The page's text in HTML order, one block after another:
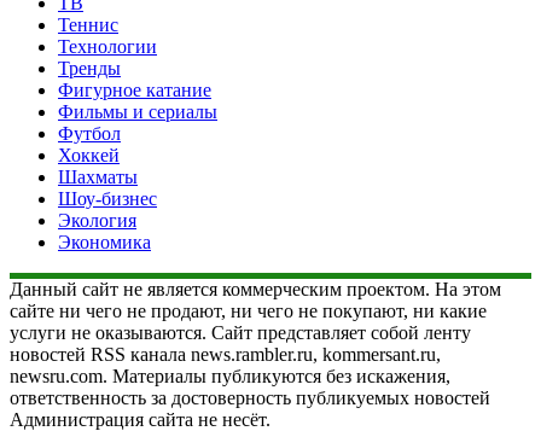
Теннис
Технологии
Тренды
Фигурное катание
Фильмы и сериалы
Футбол
Хоккей
Шахматы
Шоу-бизнес
Экология
Экономика
Данный сайт не является коммерческим проектом. На этом
сайте ни чего не продают, ни чего не покупают, ни какие
услуги не оказываются. Сайт представляет собой ленту
новостей RSS канала news.rambler.ru, kommersant.ru,
newsru.com. Материалы публикуются без искажения,
ответственность за достоверность публикуемых новостей
Администрация сайта не несёт.